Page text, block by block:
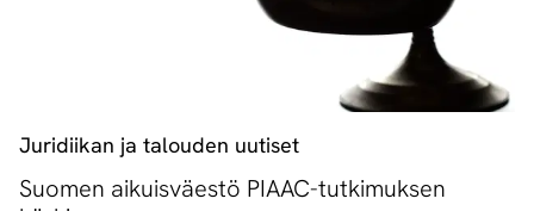
Juridiikan ja talouden uutiset
Suomen aikuisväestö PIAAC-tutkimuksen